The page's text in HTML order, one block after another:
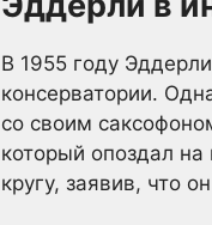
В 1955 году
консерватории.
со своим
который опоздал
кругу, заявив, что